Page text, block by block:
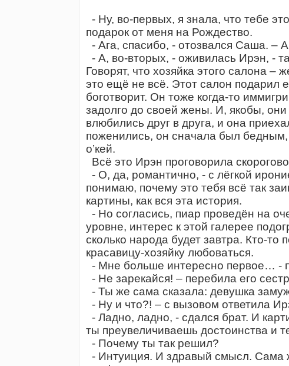
- Ну, во-первых, я знала, что тебе
подарок от меня на Рождество.
- Ага, спасибо, - отозвался Саша. –
- А, во-вторых, - оживилась Ирэн, -
Говорят, что хозяйка этого салона
это ещё не всё. Этот салон подарил
боготворит. Он тоже когда-то
задолго до своей жены. И, якобы,
влюбились друг в друга, и она
поженились, он сначала был бедным,
о’кей.
Всё это Ирэн проговорила
- О, да, романтично, - с лёгкой
понимаю, почему это тебя всё так
картины, как вся эта история.
- Но согласись, пиар проведён на
уровне, интерес к этой галерее
сколько народа будет завтра. Кто-то
красавицу-хозяйку любоваться.
- Мне больше интересно первое… -
- Не зарекайся! – перебила его
- Ты же сама сказала: девушка
- Ну и что?! – с вызовом ответила
- Ладно, ладно, - сдался брат. И
ты преувеличиваешь достоинства и
- Почему ты так решил?
- Интуиция. И здравый смысл. Сама